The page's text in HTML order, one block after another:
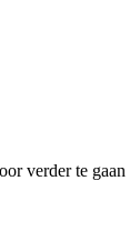
verder te